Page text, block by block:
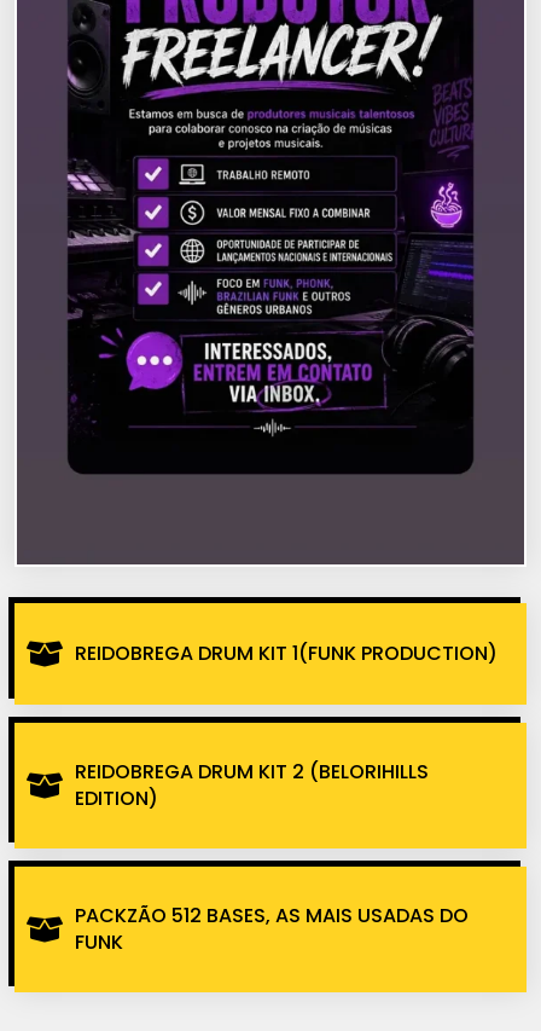
REIDOBREGA DRUM KIT 1(FUNK PRODUCTION)
REIDOBREGA DRUM KIT 2 (BELORIHILLS
EDITION)
PACKZÃO 512 BASES, AS MAIS USADAS DO
FUNK